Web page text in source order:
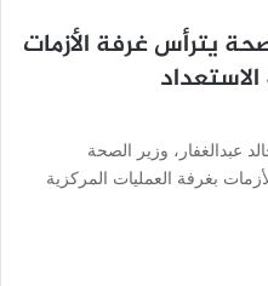
يترأس غرفة الأزمات
عبدالغفار، وزير الصحة
بغرفة العمليات المركزية